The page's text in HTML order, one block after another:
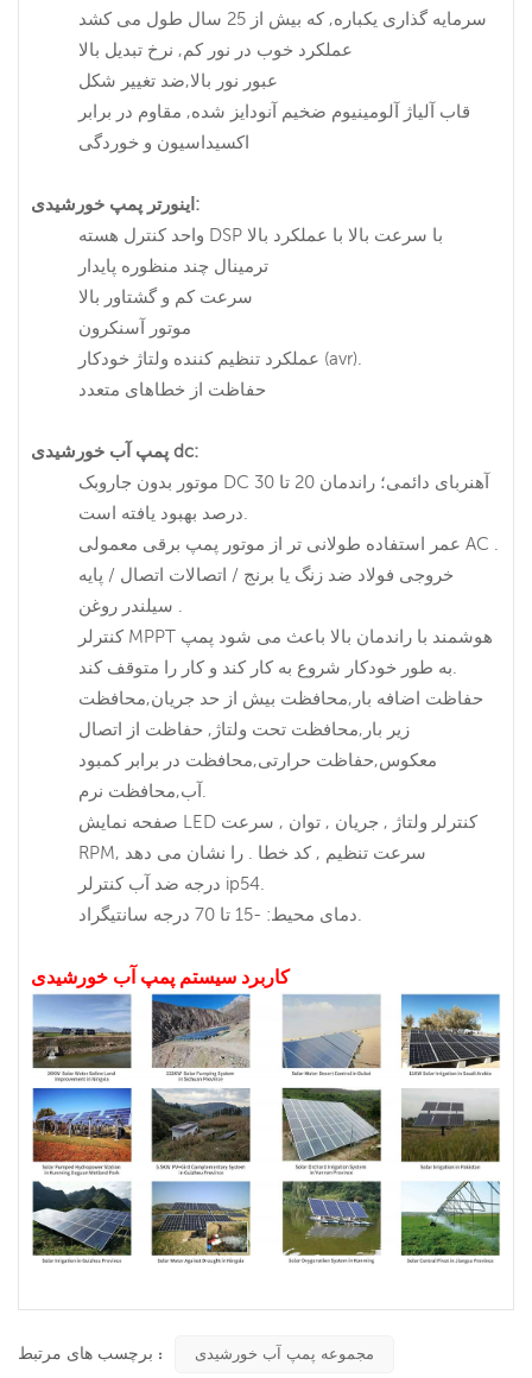
سرمایه گذاری یکباره, که بیش از 25 سال طول می کشد
عملکرد خوب در نور کم, نرخ تبدیل بالا
عبور نور بالا,ضد تغییر شکل
قاب آلیاژ آلومینیوم ضخیم آنودایز شده, مقاوم در برابر
اکسیداسیون و خوردگی
اینورتر پمپ خورشیدی:
واحد کنترل هسته DSP با سرعت بالا با عملکرد بالا
ترمینال چند منظوره پایدار
سرعت کم و گشتاور بالا
موتور آسنکرون
عملکرد تنظیم کننده ولتاژ خودکار (avr).
حفاظت از خطاهای متعدد
پمپ آب خورشیدی dc:
موتور بدون جاروبک DC آهنربای دائمی؛ راندمان 20 تا 30
عمر استفاده طولانی تر از موتور پمپ برقی معمولی AC .
خروجی فولاد ضد زنگ یا برنج / اتصالات اتصال / پایه
کنترلر MPPT هوشمند با راندمان بالا باعث می شود پمپ
حفاظت اضافه بار,محافظت بیش از حد جریان,محافظت
زیر بار,محافظت تحت ولتاژ, حفاظت از اتصال
معکوس,حفاظت حرارتی,محافظت در برابر کمبود
صفحه نمایش LED کنترلر ولتاژ , جریان , توان , سرعت
RPM, سرعت تنظیم , کد خطا . را نشان می دهد
درجه ضد آب کنترلر ip54.
کاربرد سیستم پمپ آب خورشیدی
برچسب های مرتبط : مجموعه پمپ آب خورشیدی